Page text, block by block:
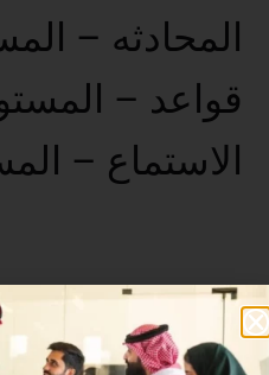
المحادثه –
قواعد –
الاستماع –
عدد غير محدود من